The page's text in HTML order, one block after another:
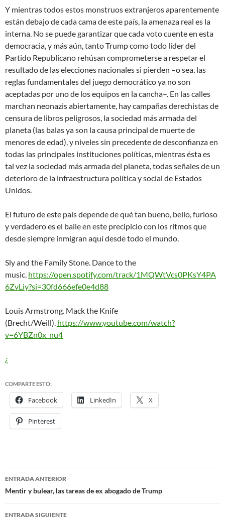
Y mientras todos estos monstruos extranjeros aparentemente
están debajo de cada cama de este país, la amenaza real es la
interna. No se puede garantizar que cada voto cuente en esta
democracia, y más aún, tanto Trump como todo líder del
Partido Republicano rehúsan comprometerse a respetar el
resultado de las elecciones nacionales si pierden –o sea, las
reglas fundamentales del juego democrático ya no son
aceptadas por uno de los equipos en la cancha–. En las calles
marchan neonazis abiertamente, hay campañas derechistas de
censura de libros peligrosos, la sociedad más armada del
planeta (las balas ya son la causa principal de muerte de
menores de edad), y niveles sin precedente de desconfianza en
todas las principales instituciones políticas, mientras ésta es
tal vez la sociedad más armada del planeta, todas señales de un
deterioro de la infraestructura política y social de Estados
Unidos.
El futuro de este país depende de qué tan bueno, bello, furioso
y verdadero es el baile en este precipicio con los ritmos que
desde siempre inmigran aquí desde todo el mundo.
Sly and the Family Stone. Dance to the
music. https://open.spotify.com/track/1MQWtVcs0PKsY4PA
6ZvLiy?si=30fd666efe0e4d88
Louis Armstrong. Mack the Knife
(Brecht/Weill). https://www.youtube.com/watch?
v=6YBZn0x_nu4
¿
COMPARTE ESTO:
Facebook LinkedIn X
Pinterest
Navegación
de
ENTRADA ANTERIOR
Mentir y bulear, las tareas de ex abogado de Trump
ENTRADA SIGUIENTE